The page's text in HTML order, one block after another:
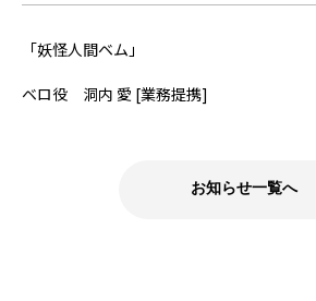
「妖怪人間ベム」
ベロ役 洞内 愛 [業務提携]
お知らせ一覧へ